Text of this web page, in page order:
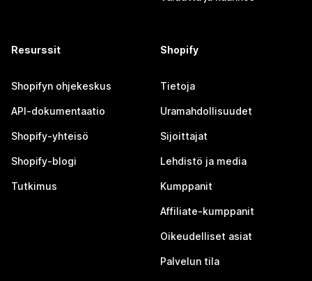
Resurssit
Shopifyn ohjekeskus
API-dokumentaatio
Shopify-yhteisö
Shopify-blogi
Tutkimus
Shopify
Tietoja
Uramahdollisuudet
Sijoittajat
Lehdistö ja media
Kumppanit
Affiliate-kumppanit
Oikeudelliset asiat
Palvelun tila